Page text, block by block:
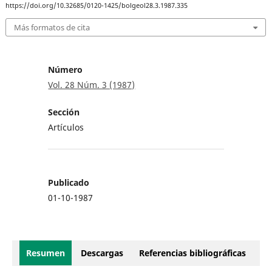
https://doi.org/10.32685/0120-1425/bolgeol28.3.1987.335
Más formatos de cita
Número
Vol. 28 Núm. 3 (1987)
Sección
Artículos
Publicado
01-10-1987
Resumen Descargas Referencias bibliográficas